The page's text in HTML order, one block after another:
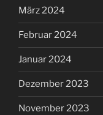
März 2024
Februar 2024
Januar 2024
Dezember 2023
November 2023